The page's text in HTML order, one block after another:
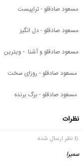
مسعود صادقلو - تراپیست
مسعود صادقلو - دل انگیز
مسعود صادقلو و آشنا - ویترین
مسعود صادقلو - روزای سخت
مسعود صادقلو - برگ برنده
نظرات
6 نظر ارسال شده
سمیرا